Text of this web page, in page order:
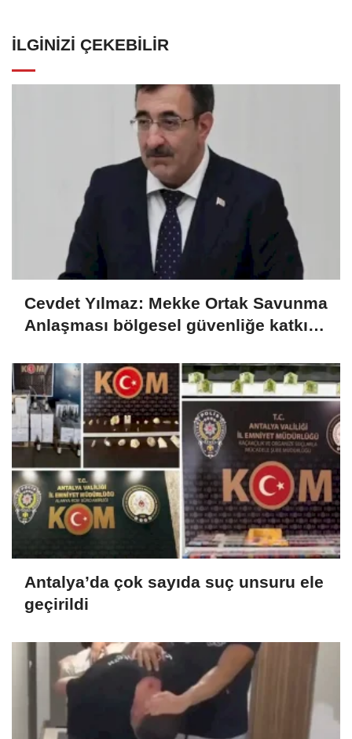
İLGINIZI ÇEKEBILIR
Cevdet Yılmaz: Mekke Ortak Savunma
Anlaşması bölgesel güvenliğe katkı
Antalya’da çok sayıda suç unsuru ele
geçirildi